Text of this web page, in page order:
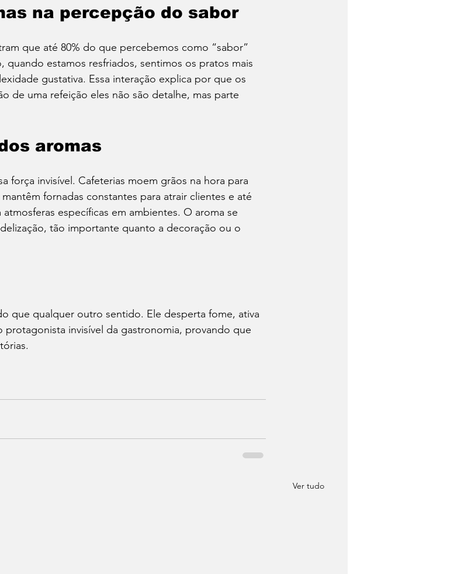
na percepção do sabor
que até 80% do que percebemos como “sabor”
quando estamos resfriados, sentimos os pratos mais
gustativa. Essa interação explica por que os
de uma refeição eles não são detalhe, mas parte
aromas
força invisível. Cafeterias moem grãos na hora para
fornadas constantes para atrair clientes e até
específicas em ambientes. O aroma se
tão importante quanto a decoração ou o
que qualquer outro sentido. Ele desperta fome, ativa
protagonista invisível da gastronomia, provando que
Ver tudo